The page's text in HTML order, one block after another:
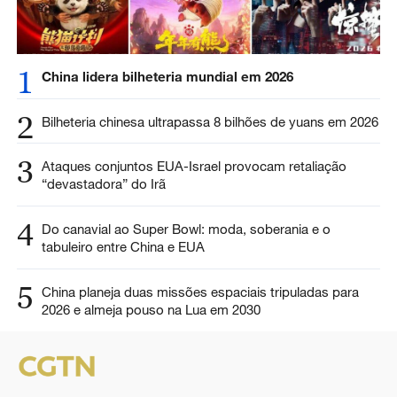
1 China lidera bilheteria mundial em 2026
2 Bilheteria chinesa ultrapassa 8 bilhões de yuans em 2026
3 Ataques conjuntos EUA-Israel provocam retaliação
“devastadora” do Irã
4 Do canavial ao Super Bowl: moda, soberania e o
tabuleiro entre China e EUA
5
China planeja duas missões espaciais tripuladas para
2026 e almeja pouso na Lua em 2030